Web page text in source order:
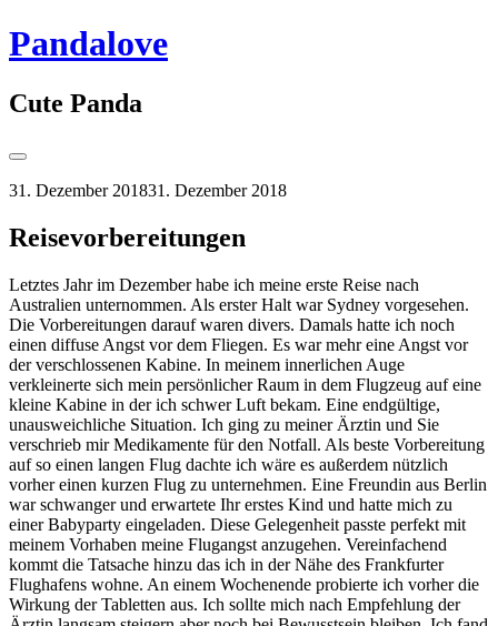
Springe
zum
Pandalove
Cute Panda
Seitenleiste
31. Dezember 201831. Dezember 2018
Reisevorbereitungen
Letztes Jahr im Dezember habe ich meine erste Reise nach
Australien unternommen. Als erster Halt war Sydney vorgesehen.
Die Vorbereitungen darauf waren divers. Damals hatte ich noch
einen diffuse Angst vor dem Fliegen. Es war mehr eine Angst vor
der verschlossenen Kabine. In meinem innerlichen Auge
verkleinerte sich mein persönlicher Raum in dem Flugzeug auf eine
kleine Kabine in der ich schwer Luft bekam. Eine endgültige,
unausweichliche Situation. Ich ging zu meiner Ärztin und Sie
verschrieb mir Medikamente für den Notfall. Als beste Vorbereitung
auf so einen langen Flug dachte ich wäre es außerdem nützlich
vorher einen kurzen Flug zu unternehmen. Eine Freundin aus Berlin
war schwanger und erwartete Ihr erstes Kind und hatte mich zu
einer Babyparty eingeladen. Diese Gelegenheit passte perfekt mit
meinem Vorhaben meine Flugangst anzugehen. Vereinfachend
kommt die Tatsache hinzu das ich in der Nähe des Frankfurter
Flughafens wohne. An einem Wochenende probierte ich vorher die
Wirkung der Tabletten aus. Ich sollte mich nach Empfehlung der